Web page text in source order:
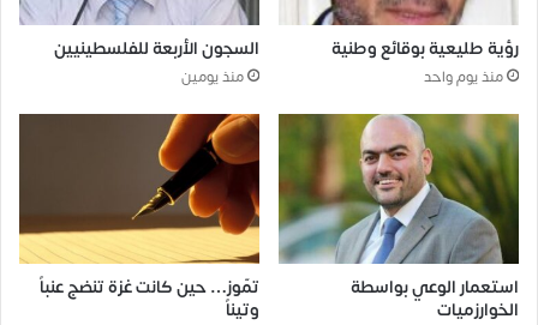
رؤية طليعية بوقائع وطنية
منذ يوم واحد
السجون الأربعة للفلسطينيين
منذ يومين
استعمار الوعي بواسطة
الخوارزميات
تمّوز… حين كانت غزة تنضج عنباً
وتيناً